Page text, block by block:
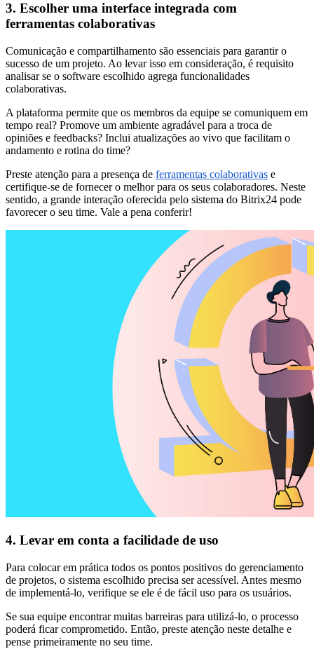
3. Escolher uma interface integrada com
ferramentas colaborativas
Comunicação e compartilhamento são essenciais para garantir o
sucesso de um projeto. Ao levar isso em consideração, é requisito
analisar se o software escolhido agrega funcionalidades
colaborativas.
A plataforma permite que os membros da equipe se comuniquem em
tempo real? Promove um ambiente agradável para a troca de
opiniões e feedbacks? Inclui atualizações ao vivo que facilitam o
andamento e rotina do time?
Preste atenção para a presença de ferramentas colaborativas e
certifique-se de fornecer o melhor para os seus colaboradores. Neste
sentido, a grande interação oferecida pelo sistema do Bitrix24 pode
favorecer o seu time. Vale a pena conferir!
4. Levar em conta a facilidade de uso
Para colocar em prática todos os pontos positivos do gerenciamento
de projetos, o sistema escolhido precisa ser acessível. Antes mesmo
de implementá-lo, verifique se ele é de fácil uso para os usuários.
Se sua equipe encontrar muitas barreiras para utilizá-lo, o processo
poderá ficar comprometido. Então, preste atenção neste detalhe e
pense primeiramente no seu time.